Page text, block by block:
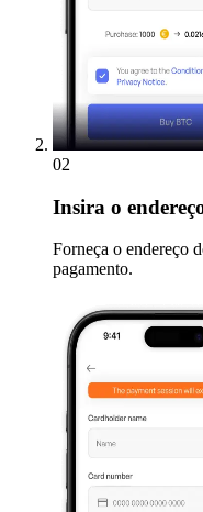
02
Insira o
Forneça o endereço
pagamento.